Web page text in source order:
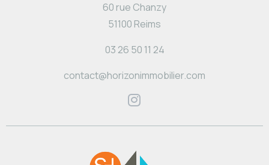
60 rue Chanzy
51100 Reims
03 26 50 11 24
contact@horizonimmobilier.com